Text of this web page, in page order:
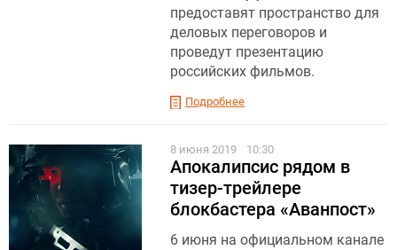
предоставят пространство для
деловых переговоров и
проведут презентацию
российских фильмов.
Подробнее
8 июня 2019 10:30
Апокалипсис рядом в
тизер-трейлере
блокбастера «Аванпост»
6 июня на официальном канале